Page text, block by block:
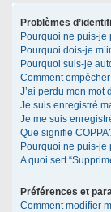
Problèmes
Pourquoi ne puis-je
Pourquoi dois-je
Pourquoi suis-je
Comment
J’ai perdu mon mot
Je suis enregistré
Je me suis
Que signifie
Pourquoi ne puis-je
A quoi sert
Préférences et
Comment modifier